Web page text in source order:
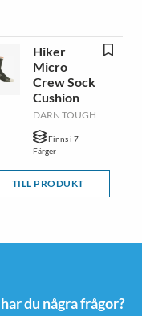
Hiker
Micro
Crew Sock
Cushion
DARN TOUGH
Finns i 7
Färger
TILL PRODUKT
du några frågor?